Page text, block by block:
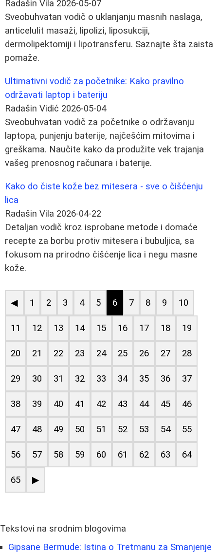
Radašin Vila 2026-05-07
Sveobuhvatan vodič o uklanjanju masnih naslaga,
anticelulit masaži, lipolizi, liposukciji,
dermolipektomiji i lipotransferu. Saznajte šta zaista
pomaže.
Ultimativni vodič za početnike: Kako pravilno
održavati laptop i bateriju
Radašin Vidić 2026-05-04
Sveobuhvatan vodič za početnike o održavanju
laptopa, punjenju baterije, najčešćim mitovima i
greškama. Naučite kako da produžite vek trajanja
vašeg prenosnog računara i baterije.
Kako do čiste kože bez mitesera - sve o čišćenju
lica
Radašin Vila 2026-04-22
Detaljan vodič kroz isprobane metode i domaće
recepte za borbu protiv mitesera i bubuljica, sa
fokusom na prirodno čišćenje lica i negu masne
kože.
◀ 1 2 3 4 5 6 7 8 9 10
11 12 13 14 15 16 17 18 19
20 21 22 23 24 25 26 27 28
29 30 31 32 33 34 35 36 37
38 39 40 41 42 43 44 45 46
47 48 49 50 51 52 53 54 55
56 57 58 59 60 61 62 63 64
65 ▶
Tekstovi na srodnim blogovima
Gipsane Bermude: Istina o Tretmanu za Smanjenje